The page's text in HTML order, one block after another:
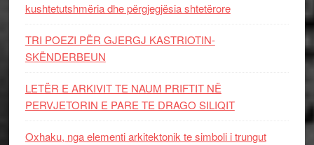
kushtetutshmëria dhe përgjegjësia shtetërore
TRI POEZI PËR GJERGJ KASTRIOTIN-
SKËNDERBEUN
LETËR E ARKIVIT TE NAUM PRIFTIT NË
PERVJETORIN E PARE TE DRAGO SILIQIT
Oxhaku, nga elementi arkitektonik te simboli i trungut